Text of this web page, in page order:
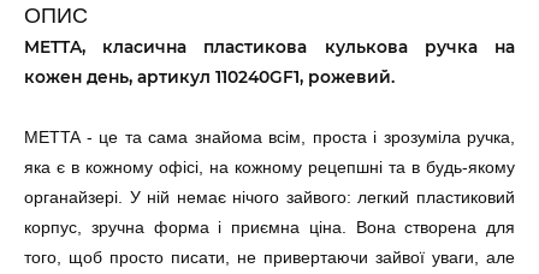
ФІОЛЕТОВИЙ 110240YF1
+5000
ОПИС
METTA, класична пластикова кулькова ручка на
кожен день, артикул 110240GF1, рожевий.
METTA - це та сама знайома всім, проста і зрозуміла ручка,
яка є в кожному офісі, на кожному рецепшні та в будь-якому
органайзері. У ній немає нічого зайвого: легкий пластиковий
корпус, зручна форма і приємна ціна. Вона створена для
того, щоб просто писати, не привертаючи зайвої уваги, але